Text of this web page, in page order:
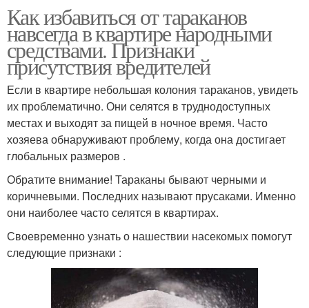
Как избавиться от тараканов
навсегда в квартире народными
средствами. Признаки
присутствия вредителей
Если в квартире небольшая колония тараканов, увидеть
их проблематично. Они селятся в труднодоступных
местах и выходят за пищей в ночное время. Часто
хозяева обнаруживают проблему, когда она достигает
глобальных размеров .
Обратите внимание! Тараканы бывают черными и
коричневыми. Последних называют прусаками. Именно
они наиболее часто селятся в квартирах.
Своевременно узнать о нашествии насекомых помогут
следующие признаки :